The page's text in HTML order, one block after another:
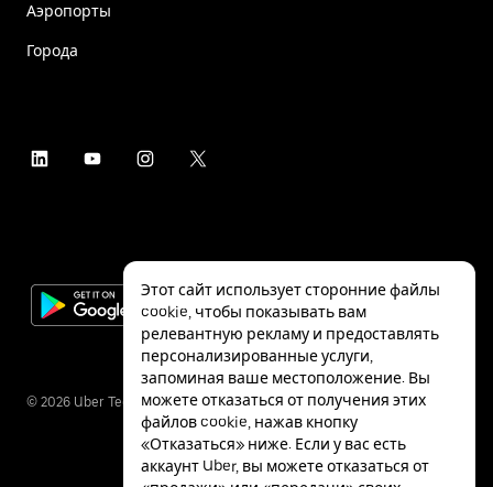
Аэропорты
Города
© 2026 Uber Technologies Inc.
Этот сайт использует сторонние файлы
cookie, чтобы показывать вам
релевантную рекламу и предоставлять
персонализированные услуги,
запоминая ваше местоположение. Вы
можете отказаться от получения этих
файлов cookie, нажав кнопку
«Отказаться» ниже. Если у вас есть
аккаунт Uber, вы можете отказаться от